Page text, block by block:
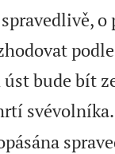
o
bude bít
svévolníka.